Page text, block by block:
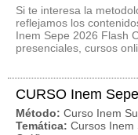
Si te interesa la
reflejamos los
Inem Sepe 2026 Flash
presenciales, cursos
CURSO Inem
Método: Curso Inem
Temática: Cursos Inem